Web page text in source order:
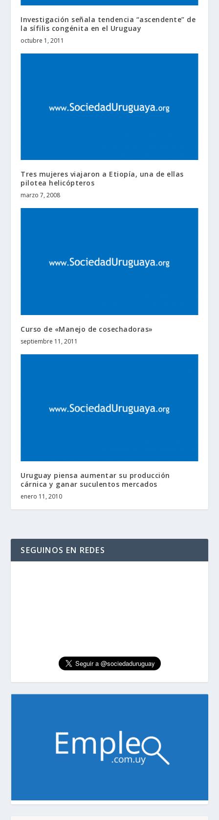
Investigación señala tendencia “ascendente” de
la sífilis congénita en el Uruguay
octubre 1, 2011
Tres mujeres viajaron a Etiopía, una de ellas
pilotea helicópteros
marzo 7, 2008
Curso de «Manejo de cosechadoras»
septiembre 11, 2011
Uruguay piensa aumentar su producción
cárnica y ganar suculentos mercados
enero 11, 2010
SEGUINOS EN REDES